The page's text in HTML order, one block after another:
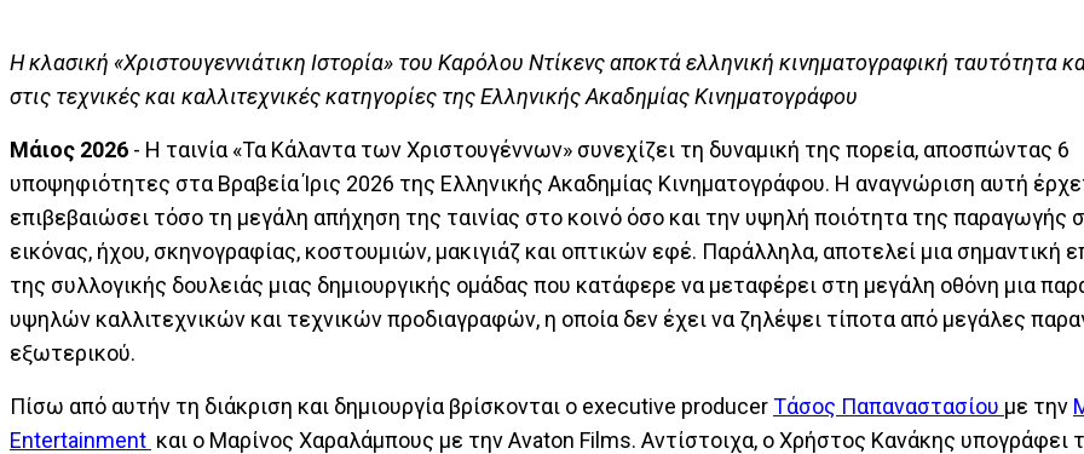
Η κλασική «Χριστουγεννιάτικη Ιστορία» του Καρόλου Ντίκενς αποκτά ελληνική κινηματογραφική ταυτότητα
στις τεχνικές και καλλιτεχνικές κατηγορίες της Ελληνικής Ακαδημίας Κινηματογράφου
Μάιος 2026 - Η ταινία «Τα Κάλαντα των Χριστουγέννων» συνεχίζει τη δυναμική της πορεία, αποσπώντας 6
υποψηφιότητες στα Βραβεία Ίρις 2026 της Ελληνικής Ακαδημίας Κινηματογράφου. Η αναγνώριση αυτή
επιβεβαιώσει τόσο τη μεγάλη απήχηση της ταινίας στο κοινό όσο και την υψηλή ποιότητα της παραγωγής
εικόνας, ήχου, σκηνογραφίας, κοστουμιών, μακιγιάζ και οπτικών εφέ. Παράλληλα, αποτελεί μια σημαντική
της συλλογικής δουλειάς μιας δημιουργικής ομάδας που κατάφερε να μεταφέρει στη μεγάλη οθόνη μια
υψηλών καλλιτεχνικών και τεχνικών προδιαγραφών, η οποία δεν έχει να ζηλέψει τίποτα από μεγάλες
εξωτερικού.
Πίσω από αυτήν τη διάκριση και δημιουργία βρίσκονται ο executive producerΤάσος Παπαναστασίου με την
Entertainment και ο Μαρίνος Χαραλάμπους με την Avaton Films. Αντίστοιχα, ο Χρήστος Κανάκης υπογράφει